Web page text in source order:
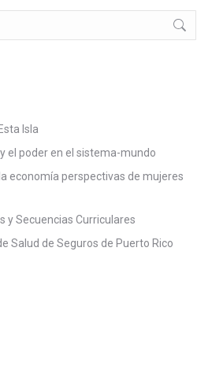
Isla
el poder en el sistema-mundo
economía perspectivas de mujeres
y Secuencias Curriculares
Salud de Seguros de Puerto Rico